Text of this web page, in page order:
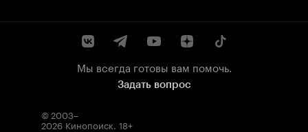
Мы всегда готовы вам помочь.
Задать вопрос
© 2003–
2026 Кинопоиск. 18+